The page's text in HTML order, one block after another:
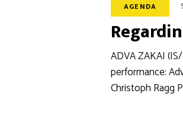
AGENDA
ADVA ZAKAI
performance:
Christoph Ragg